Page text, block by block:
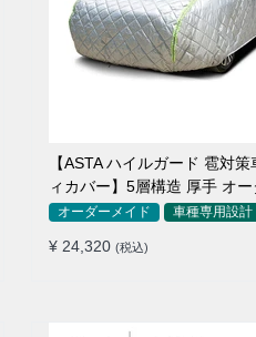
【ASTA ハイルガード 雹対
ィカバー】5層構造 厚手 オーダーメイ
ド 凍結防止 防雪防風 極厚 防
オーダーメイド 車種専用設計
¥ 24,320 (税込)